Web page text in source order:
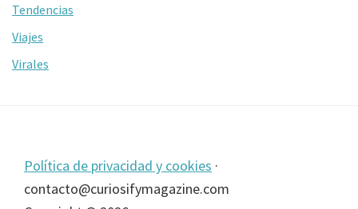
Tendencias
Viajes
Virales
Footer
Política de privacidad y cookies ·
contacto@curiosifymagazine.com